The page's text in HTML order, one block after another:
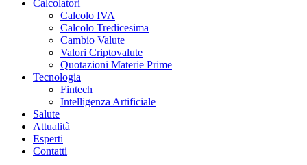
Calcolatori
Calcolo IVA
Calcolo Tredicesima
Cambio Valute
Valori Criptovalute
Quotazioni Materie Prime
Tecnologia
Fintech
Intelligenza Artificiale
Salute
Attualità
Esperti
Contatti